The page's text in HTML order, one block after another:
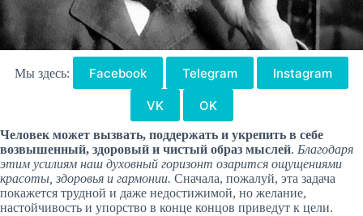
Мы здесь: Facebook Telegram Instagram
VK OK
Человек может вызвать, поддержать и укрепить в себе
возвышенный, здоровый и чистый образ мыслей. Благодаря
этим усилиям наш духовный горизонт озарится ощущениями
красоты, здоровья и гармонии. Сначала, пожалуй, эта задача
покажется трудной и даже недостижимой, но желание,
настойчивость и упорство в конце концов приведут к цели.